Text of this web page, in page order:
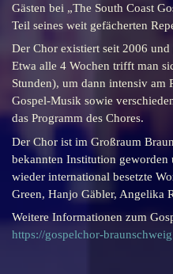
Gästen bei „The South Coast
Teil seines weit gefächerten
Der Chor existiert seit 2006 und
Etwa alle 4 Wochen trifft man
Stunden), um dann intensiv am
Gospel-Musik sowie
das Programm des Chores.
Der Chor ist im Großraum
bekannten Institution geworden
wieder international besetzte
Green, Hanjo Gäbler, Angelika
Weitere Informationen zum
https://gospelchor-